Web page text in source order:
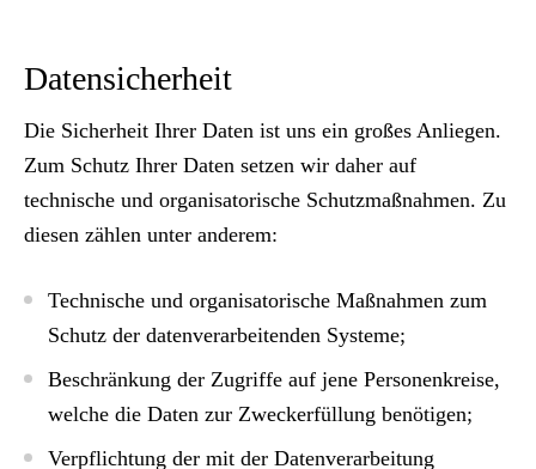
Datensicherheit
Die Sicherheit Ihrer Daten ist uns ein großes Anliegen.
Zum Schutz Ihrer Daten setzen wir daher auf
technische und organisatorische Schutzmaßnahmen. Zu
diesen zählen unter anderem:
Technische und organisatorische Maßnahmen zum
Schutz der datenverarbeitenden Systeme;
Beschränkung der Zugriffe auf jene Personenkreise,
welche die Daten zur Zweckerfüllung benötigen;
Verpflichtung der mit der Datenverarbeitung